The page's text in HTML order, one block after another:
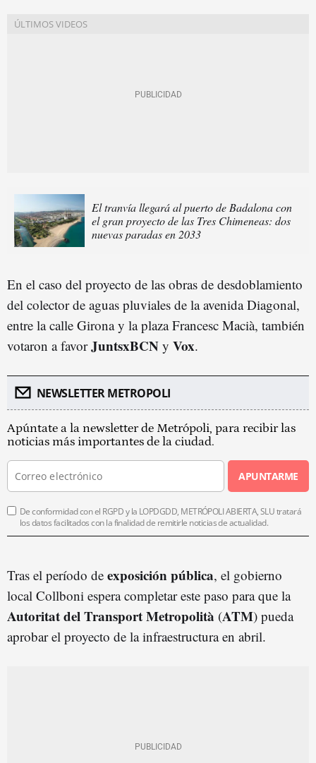
El tranvía llegará al puerto de Badalona con
el gran proyecto de las Tres Chimeneas: dos
nuevas paradas en 2033
En el caso del proyecto de las obras de desdoblamiento
del colector de aguas pluviales de la avenida Diagonal,
entre la calle Girona y la plaza Francesc Macià, también
votaron a favorJuntsxBCN y Vox.
NEWSLETTER METROPOLI
Apúntate a la newsletter de Metrópoli, para recibir las
noticias más importantes de la ciudad.
APUNTARME
De conformidad con el RGPD y la LOPDGDD, METRÓPOLI ABIERTA, SLU tratará
los datos facilitados con la finalidad de remitirle noticias de actualidad.
Tras el período de exposición pública, el gobierno
local Collboni espera completar este paso para que la
Autoritat del Transport Metropolità (ATM) pueda
aprobar el proyecto de la infraestructura en abril.